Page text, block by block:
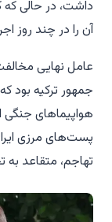
داشت، در حالی
آن را در چند روز
عامل نهایی
جمهور ترکیه بود
هواپیماهای جنگی
پست‌های مرزی
تهاجم، متقاعد به